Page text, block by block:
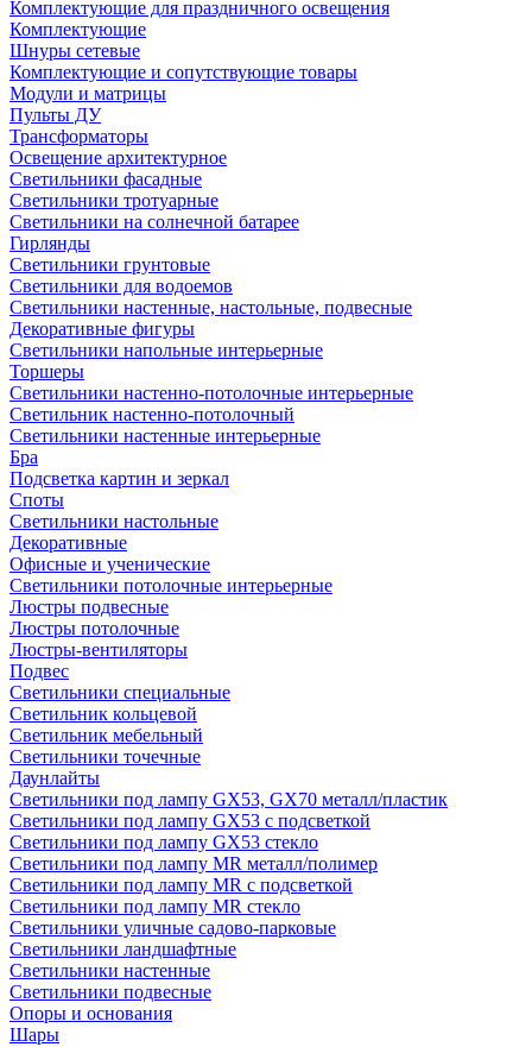
Комплектующие для праздничного освещения
Комплектующие
Шнуры сетевые
Комплектующие и сопутствующие товары
Модули и матрицы
Пульты ДУ
Трансформаторы
Освещение архитектурное
Светильники фасадные
Светильники тротуарные
Светильники на солнечной батарее
Гирлянды
Светильники грунтовые
Светильники для водоемов
Светильники настенные, настольные, подвесные
Декоративные фигуры
Светильники напольные интерьерные
Торшеры
Светильники настенно-потолочные интерьерные
Светильник настенно-потолочный
Светильники настенные интерьерные
Бра
Подсветка картин и зеркал
Споты
Светильники настольные
Декоративные
Офисные и ученические
Светильники потолочные интерьерные
Люстры подвесные
Люстры потолочные
Люстры-вентиляторы
Подвес
Светильники специальные
Светильник кольцевой
Светильник мебельный
Светильники точечные
Даунлайты
Светильники под лампу GX53, GX70 металл/пластик
Светильники под лампу GX53 с подсветкой
Светильники под лампу GX53 стекло
Светильники под лампу MR металл/полимер
Светильники под лампу MR с подсветкой
Светильники под лампу MR стекло
Светильники уличные садово-парковые
Светильники ландшафтные
Светильники настенные
Светильники подвесные
Опоры и основания
Шары